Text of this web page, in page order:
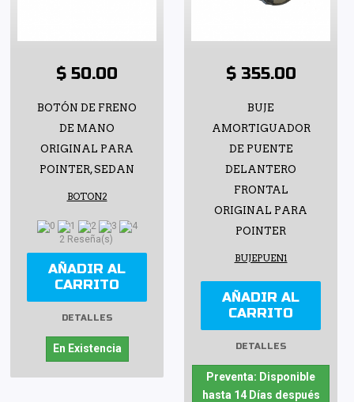
$ 50.00
BOTÓN DE FRENO
DE MANO
ORIGINAL PARA
POINTER, SEDAN
BOTON2
2 Reseña(s)
AÑADIR AL
CARRITO
DETALLES
En Existencia
$ 355.00
BUJE
AMORTIGUADOR
DE PUENTE
DELANTERO
FRONTAL
ORIGINAL PARA
POINTER
BUJEPUEN1
AÑADIR AL
CARRITO
DETALLES
Preventa: Disponible
hasta 14 Días después